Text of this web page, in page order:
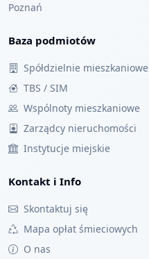
Poznań
Baza podmiotów
Spółdzielnie mieszkaniowe
TBS / SIM
Wspólnoty mieszkaniowe
Zarządcy nieruchomości
Instytucje miejskie
Kontakt i Info
Skontaktuj się
Mapa opłat śmieciowych
O nas